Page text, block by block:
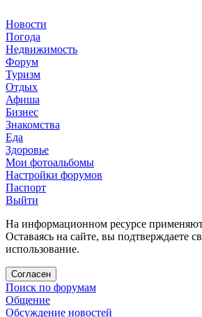
Новости
Погода
Недвижимость
Форум
Туризм
Отдых
Афиша
Бизнес
Знакомства
Еда
Здоровье
Мои фотоальбомы
Настройки форумов
Паспорт
Выйти
На информационном ресурсе
Оставаясь на сайте, вы подтверждаете
использование.
Согласен
Поиск по форумам
Общение
Обсуждение новостей